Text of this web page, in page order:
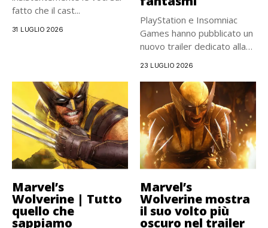
fatto che il cast...
31 LUGLIO 2026
PlayStation e Insomniac
Games hanno pubblicato un
nuovo trailer dedicato alla
23 LUGLIO 2026
Marvel’s
Wolverine | Tutto
quello che
sappiamo
Marvel’s
Wolverine mostra
il suo volto più
oscuro nel trailer